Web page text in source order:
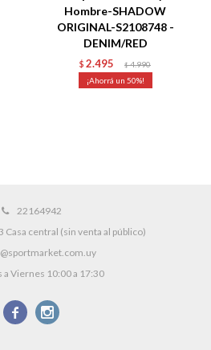
Hombre-SHADOW
ORIGINAL-S2108748 -
DENIM/RED
$ 2.495 $ 4.990
50
22164942
Casa central (sin venta al público)
a Viernes 10:00 a 17:30
 